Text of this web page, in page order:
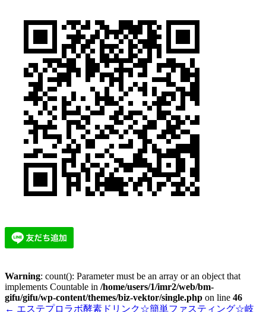
Warning: count(): Parameter must be an array or an object that
implements Countable in /home/users/1/imr2/web/bm-
gifu/gifu/wp-content/themes/biz-vektor/single.php on line 46
← エステプロラボ酵素ドリンク☆簡単ファスティング☆岐